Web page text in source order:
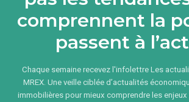
comprennent la
passent à
Chaque semaine recevez l'infolettre Les
MREX. Une veille ciblée d’actualités
immobilières pour mieux comprendre les